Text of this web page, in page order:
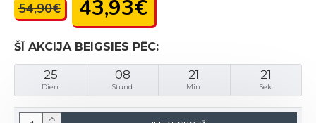
ŠĪ AKCIJA BEIGSIES PĒC:
25
Dien.
08
Stund.
21
Min.
21
Sek.
54,90€ 43,93€